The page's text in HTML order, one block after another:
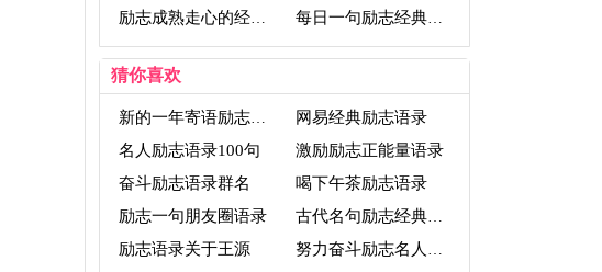
励志成熟走心的经典语录 每日一句励志经典语录感悟
猜你喜欢
新的一年寄语励志语录
网易经典励志语录
名人励志语录100句
激励励志正能量语录
奋斗励志语录群名
喝下午茶励志语录
励志一句朋友圈语录
古代名句励志经典语录
励志语录关于王源 努力奋斗励志名人语录